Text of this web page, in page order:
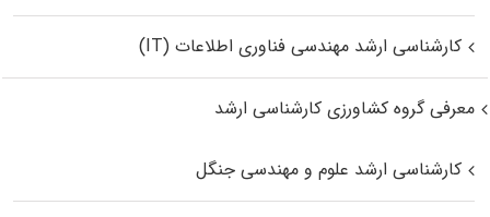
کارشناسی ارشد مهندسی فناوری اطلاعات (IT)
معرفی گروه کشاورزی کارشناسی ارشد
کارشناسی ارشد علوم و مهندسی جنگل